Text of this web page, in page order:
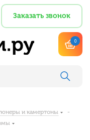
Заказать звонок
0
и камертоны
-